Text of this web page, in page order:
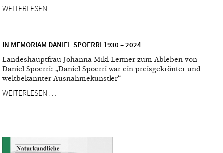
WEITERLESEN …
IN MEMORIAM DANIEL SPOERRI 1930 – 2024
Landeshauptfrau Johanna Mikl-Leitner zum Ableben von
Daniel Spoerri: „Daniel Spoerri war ein preisgekrönter und
weltbekannter Ausnahmekünstler“
WEITERLESEN …